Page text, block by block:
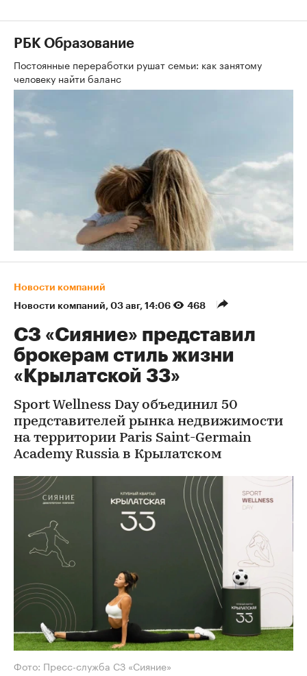
РБК Образование
Постоянные переработки рушат семьи: как занятому
человеку найти баланс
Новости компаний
Новости компаний⁠, 03 авг, 14:06 468
СЗ «Сияние» представил
брокерам стиль жизни
«Крылатской 33»
Sport Wellness Day объединил 50
представителей рынка недвижимости
на территории Paris Saint-Germain
Academy Russia в Крылатском
Фото: Пресс-служба СЗ «Сияние»